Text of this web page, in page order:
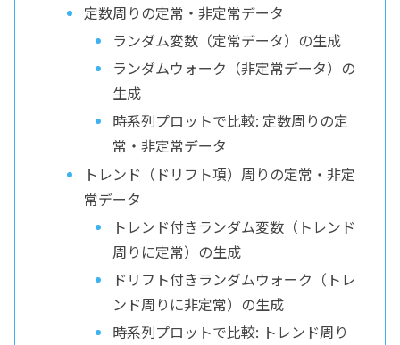
定数周りの定常・非定常データ
ランダム変数（定常データ）の生成
ランダムウォーク（非定常データ）の
生成
時系列プロットで比較: 定数周りの定
常・非定常データ
トレンド（ドリフト項）周りの定常・非定
常データ
トレンド付きランダム変数（トレンド
周りに定常）の生成
ドリフト付きランダムウォーク（トレ
ンド周りに非定常）の生成
時系列プロットで比較: トレンド周り